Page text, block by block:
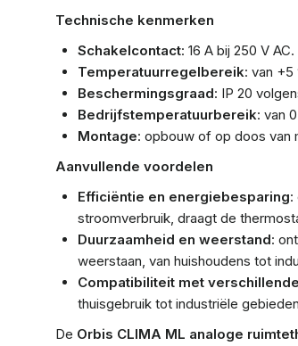
Technische kenmerken
Schakelcontact: 16 A bij 250 V AC.
Temperatuurregelbereik: van +5
Beschermingsgraad: IP 20
Bedrijfstemperatuurbereik: van
Montage: opbouw of op doos van
Aanvullende voordelen
Efficiëntie en energiebesparing:
stroomverbruik, draagt de
Duurzaamheid en weerstand:
weerstaan, van huishoudens tot
Compatibiliteit met
thuisgebruik tot industriële
De Orbis CLIMA ML analoge